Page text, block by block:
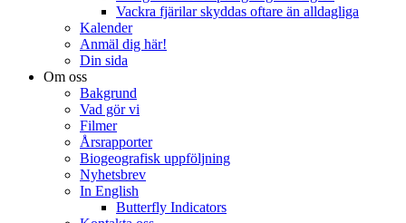
Vackra fjärilar skyddas oftare än alldagliga
Kalender
Anmäl dig här!
Din sida
Om oss
Bakgrund
Vad gör vi
Filmer
Årsrapporter
Biogeografisk uppföljning
Nyhetsbrev
In English
Butterfly Indicators